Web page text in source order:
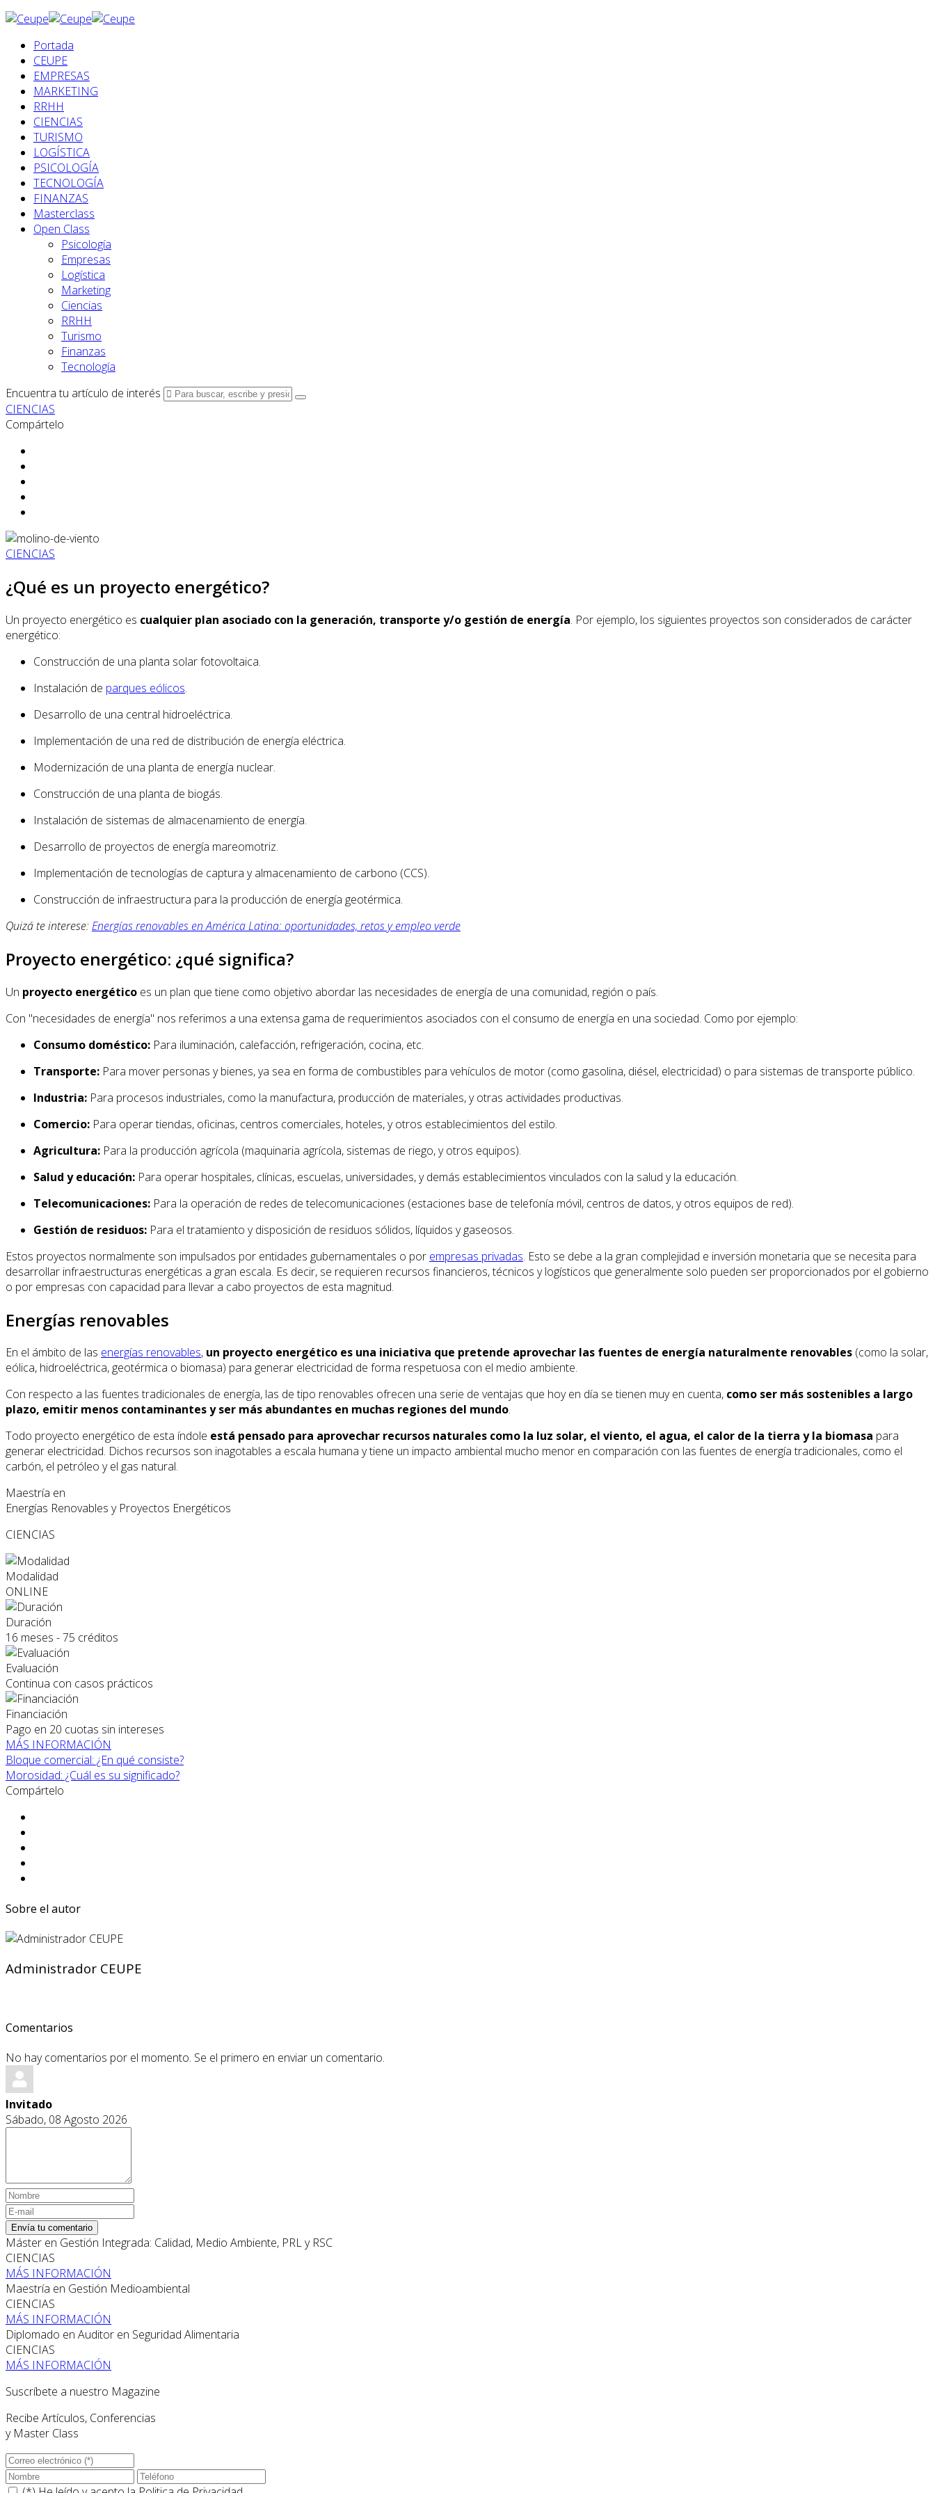
Portada
CEUPE
EMPRESAS
MARKETING
RRHH
CIENCIAS
TURISMO
LOGÍSTICA
PSICOLOGÍA
TECNOLOGÍA
FINANZAS
Masterclass
Open Class
Psicología
Empresas
Logística
Marketing
Ciencias
RRHH
Turismo
Finanzas
Tecnología
Encuentra tu artículo de interés
CIENCIAS
Compártelo
CIENCIAS
¿Qué es un proyecto energético?
Un proyecto energético es cualquier plan asociado con la generación, transporte y/o gestión de energía. Por ejemplo, los siguientes proyectos son considerados de carácter
energético:
Construcción de una planta solar fotovoltaica.
Instalación de parques eólicos.
Desarrollo de una central hidroeléctrica.
Implementación de una red de distribución de energía eléctrica.
Modernización de una planta de energía nuclear.
Construcción de una planta de biogás.
Instalación de sistemas de almacenamiento de energía.
Desarrollo de proyectos de energía mareomotriz.
Implementación de tecnologías de captura y almacenamiento de carbono (CCS).
Construcción de infraestructura para la producción de energía geotérmica.
Quizá te interese:Energías renovables en América Latina: oportunidades, retos y empleo verde
Proyecto energético: ¿qué significa?
Un proyecto energético es un plan que tiene como objetivo abordar las necesidades de energía de una comunidad, región o país.
Con "necesidades de energía" nos referimos a una extensa gama de requerimientos asociados con el consumo de energía en una sociedad. Como por ejemplo:
Consumo doméstico: Para iluminación, calefacción, refrigeración, cocina, etc.
Transporte: Para mover personas y bienes, ya sea en forma de combustibles para vehículos de motor (como gasolina, diésel, electricidad) o para sistemas de transporte público.
Industria: Para procesos industriales, como la manufactura, producción de materiales, y otras actividades productivas.
Comercio: Para operar tiendas, oficinas, centros comerciales, hoteles, y otros establecimientos del estilo.
Agricultura: Para la producción agrícola (maquinaria agrícola, sistemas de riego, y otros equipos).
Salud y educación: Para operar hospitales, clínicas, escuelas, universidades, y demás establecimientos vinculados con la salud y la educación.
Telecomunicaciones: Para la operación de redes de telecomunicaciones (estaciones base de telefonía móvil, centros de datos, y otros equipos de red).
Gestión de residuos: Para el tratamiento y disposición de residuos sólidos, líquidos y gaseosos.
Estos proyectos normalmente son impulsados por entidades gubernamentales o por empresas privadas. Esto se debe a la gran complejidad e inversión monetaria que se necesita para
desarrollar infraestructuras energéticas a gran escala. Es decir, se requieren recursos financieros, técnicos y logísticos que generalmente solo pueden ser proporcionados por el gobierno
o por empresas con capacidad para llevar a cabo proyectos de esta magnitud.
Energías renovables
En el ámbito de las energías renovables, un proyecto energético es una iniciativa que pretende aprovechar las fuentes de energía naturalmente renovables (como la solar,
eólica, hidroeléctrica, geotérmica o biomasa) para generar electricidad de forma respetuosa con el medio ambiente.
Con respecto a las fuentes tradicionales de energía, las de tipo renovables ofrecen una serie de ventajas que hoy en día se tienen muy en cuenta, como ser más sostenibles a largo
plazo, emitir menos contaminantes y ser más abundantes en muchas regiones del mundo.
Todo proyecto energético de esta índole está pensado para aprovechar recursos naturales como la luz solar, el viento, el agua, el calor de la tierra y la biomasa para
generar electricidad. Dichos recursos son inagotables a escala humana y tiene un impacto ambiental mucho menor en comparación con las fuentes de energía tradicionales, como el
carbón, el petróleo y el gas natural.
Maestría en
Energías Renovables y Proyectos Energéticos
CIENCIAS
Modalidad
ONLINE
Duración
16 meses - 75 créditos
Evaluación
Continua con casos prácticos
Financiación
Pago en 20 cuotas sin intereses
MÁS INFORMACIÓN
Bloque comercial: ¿En qué consiste?
Morosidad: ¿Cuál es su significado?
Compártelo
Sobre el autor
Administrador CEUPE
Comentarios
No hay comentarios por el momento. Se el primero en enviar un comentario.
Invitado
Sábado, 08 Agosto 2026
Envía tu comentario
Máster en Gestión Integrada: Calidad, Medio Ambiente, PRL y RSC
CIENCIAS
MÁS INFORMACIÓN
Maestría en Gestión Medioambiental
CIENCIAS
MÁS INFORMACIÓN
Diplomado en Auditor en Seguridad Alimentaria
CIENCIAS
MÁS INFORMACIÓN
Suscríbete a nuestro Magazine
Recibe Artículos, Conferencias
y Master Class